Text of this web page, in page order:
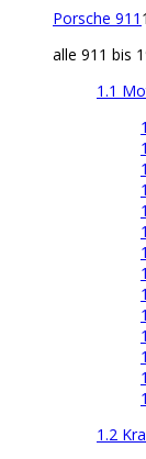
Porsche 911
alle 911 bis
1.1
1.2